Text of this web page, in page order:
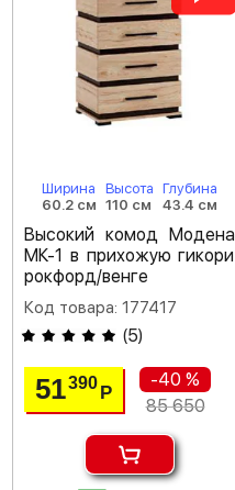
Ширина
60.2 см
Высота
110 см
Глубина
43.4 см
Высокий комод Модена
МК-1 в прихожую гикори
рокфорд/венге
Код товара: 177417
(5)
51390Р
-40 %
85 650